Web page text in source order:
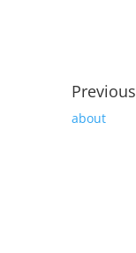
Previous
about